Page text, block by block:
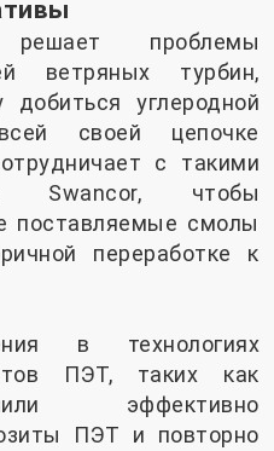
проблемы
ветряных турбин,
углеродной
своей цепочке
с такими
Swancor, чтобы
поставляемые смолы
переработке к
в технологиях
ПЭТ, таких как
эффективно
ПЭТ и повторно